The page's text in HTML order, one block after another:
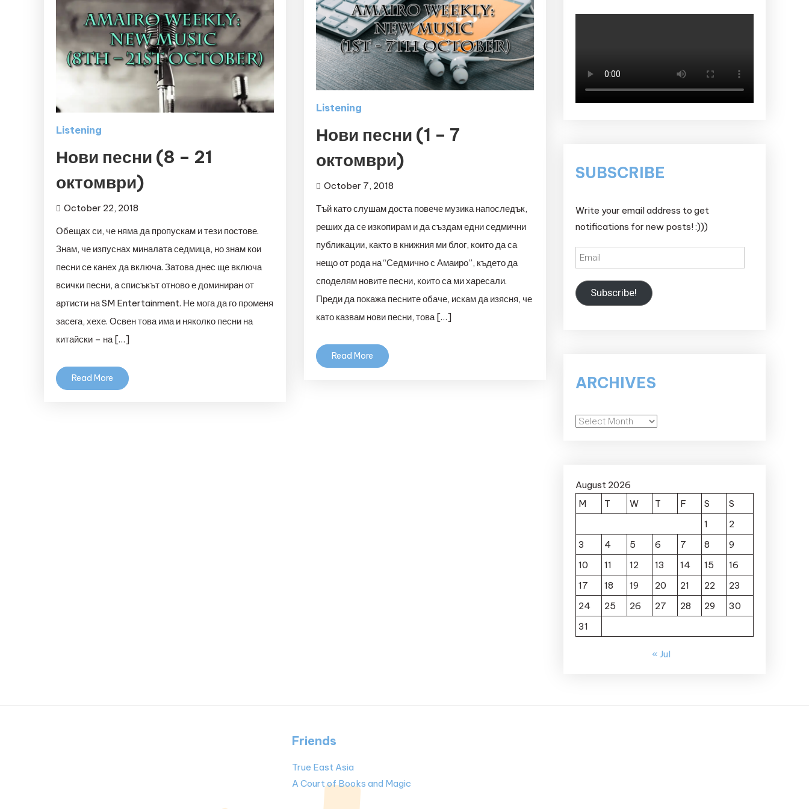
Listening
Нови песни (8 – 21
октомври)
October 22, 2018
Обещах си, че няма да пропускам и тези постове.
Знам, че изпуснах миналата седмица, но знам кои
песни се канех да включа. Затова днес ще включа
всички песни, а списъкът отново е доминиран от
артисти на SM Entertainment. Не мога да го променя
засега, хехе. Освен това има и няколко песни на
китайски – на […]
Read More
Listening
Нови песни (1 – 7
октомври)
October 7, 2018
Тъй като слушам доста повече музика напоследък,
реших да се изкопирам и да създам едни седмични
публикации, както в книжния ми блог, които да са
нещо от рода на “Седмично с Амаиро”, където да
споделям новите песни, които са ми харесали.
Преди да покажа песните обаче, искам да изясня, че
като казвам нови песни, това […]
Read More
SUBSCRIBE
Write your email address to get
notifications for new posts! :)))
Email
Subscribe!
ARCHIVES
Archives
August 2026
M
T W T F S
S
1
2
3
4 5 6 7 8
9
10
11 12 13 14 15
16
17
18 19 20 21 22
23
24
25 26 27 28 29
30
31
« Jul
Friends
True East Asia
A Court of Books and Magic